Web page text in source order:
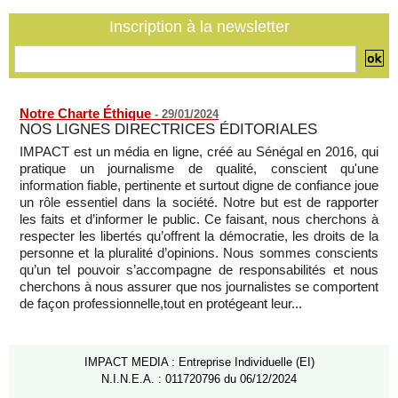
Mali-Algérie : le PM Maïga affirme qu’il n’y a « aucune
rupture diplomatique » entre les 2 pays
Inscription à la newsletter
Notre Charte Éthique - 29/01/2024
NOS LIGNES DIRECTRICES ÉDITORIALES
IMPACT est un média en ligne, créé au Sénégal en 2016, qui
pratique un journalisme de qualité, conscient qu'une
information fiable, pertinente et surtout digne de confiance joue
un rôle essentiel dans la société. Notre but est de rapporter
les faits et d’informer le public. Ce faisant, nous cherchons à
respecter les libertés qu’offrent la démocratie, les droits de la
personne et la pluralité d’opinions. Nous sommes conscients
qu’un tel pouvoir s’accompagne de responsabilités et nous
cherchons à nous assurer que nos journalistes se comportent
de façon professionnelle,tout en protégeant leur...
IMPACT MEDIA : Entreprise Individuelle (EI)
N.I.N.E.A. : 011720796 du 06/12/2024